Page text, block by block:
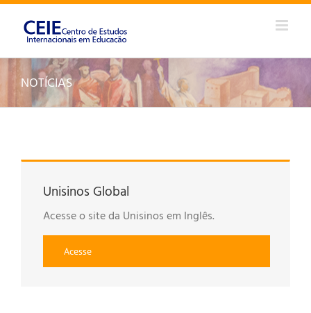
Ir
conteúdo
NOTÍCIAS
Unisinos Global
Acesse o site da Unisinos em Inglês.
Acesse